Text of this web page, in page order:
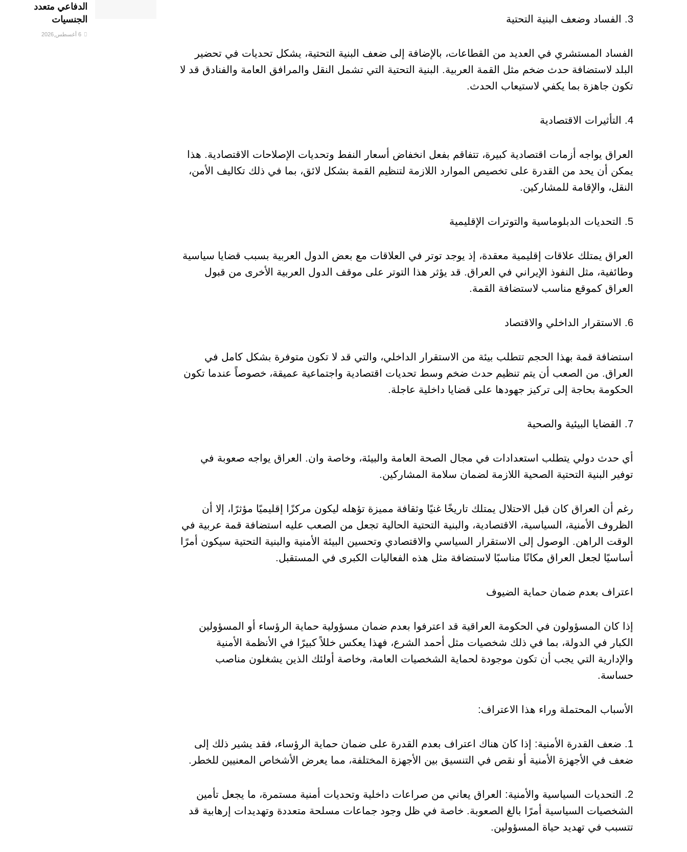
3. الفساد وضعف البنية التحتية
الفساد المستشري في العديد من القطاعات، بالإضافة إلى ضعف البنية التحتية، يشكل تحديات في تحضير
البلد لاستضافة حدث ضخم مثل القمة العربية. البنية التحتية التي تشمل النقل والمرافق العامة والفنادق قد لا
تكون جاهزة بما يكفي لاستيعاب الحدث.
4. التأثيرات الاقتصادية
العراق يواجه أزمات اقتصادية كبيرة، تتفاقم بفعل انخفاض أسعار النفط وتحديات الإصلاحات الاقتصادية. هذا
يمكن أن يحد من القدرة على تخصيص الموارد اللازمة لتنظيم القمة بشكل لائق، بما في ذلك تكاليف الأمن،
النقل، والإقامة للمشاركين.
5. التحديات الدبلوماسية والتوترات الإقليمية
العراق يمتلك علاقات إقليمية معقدة، إذ يوجد توتر في العلاقات مع بعض الدول العربية بسبب قضايا سياسية
وطائفية، مثل النفوذ الإيراني في العراق. قد يؤثر هذا التوتر على موقف الدول العربية الأخرى من قبول
العراق كموقع مناسب لاستضافة القمة.
6. الاستقرار الداخلي والاقتصاد
استضافة قمة بهذا الحجم تتطلب بيئة من الاستقرار الداخلي، والتي قد لا تكون متوفرة بشكل كامل في
العراق. من الصعب أن يتم تنظيم حدث ضخم وسط تحديات اقتصادية واجتماعية عميقة، خصوصاً عندما تكون
الحكومة بحاجة إلى تركيز جهودها على قضايا داخلية عاجلة.
7. القضايا البيئية والصحية
أي حدث دولي يتطلب استعدادات في مجال الصحة العامة والبيئة، وخاصة وان. العراق يواجه صعوبة في
توفير البنية التحتية الصحية اللازمة لضمان سلامة المشاركين.
رغم أن العراق كان قبل الاحتلال يمتلك تاريخًا غنيًا وثقافة مميزة تؤهله ليكون مركزًا إقليميًا مؤثرًا، إلا أن
الظروف الأمنية، السياسية، الاقتصادية، والبنية التحتية الحالية تجعل من الصعب عليه استضافة قمة عربية في
الوقت الراهن. الوصول إلى الاستقرار السياسي والاقتصادي وتحسين البيئة الأمنية والبنية التحتية سيكون أمرًا
أساسيًا لجعل العراق مكانًا مناسبًا لاستضافة مثل هذه الفعاليات الكبرى في المستقبل.
اعتراف بعدم ضمان حماية الضيوف
إذا كان المسؤولون في الحكومة العراقية قد اعترفوا بعدم ضمان مسؤولية حماية الرؤساء أو المسؤولين
الكبار في الدولة، بما في ذلك شخصيات مثل أحمد الشرع، فهذا يعكس خللاً كبيرًا في الأنظمة الأمنية
والإدارية التي يجب أن تكون موجودة لحماية الشخصيات العامة، وخاصة أولئك الذين يشغلون مناصب
حساسة.
الأسباب المحتملة وراء هذا الاعتراف:
1. ضعف القدرة الأمنية: إذا كان هناك اعتراف بعدم القدرة على ضمان حماية الرؤساء، فقد يشير ذلك إلى
ضعف في الأجهزة الأمنية أو نقص في التنسيق بين الأجهزة المختلفة، مما يعرض الأشخاص المعنيين للخطر.
2. التحديات السياسية والأمنية: العراق يعاني من صراعات داخلية وتحديات أمنية مستمرة، ما يجعل تأمين
الشخصيات السياسية أمرًا بالغ الصعوبة. خاصة في ظل وجود جماعات مسلحة متعددة وتهديدات إرهابية قد
تتسبب في تهديد حياة المسؤولين.
الدفاعي متعدد
الجنسيات